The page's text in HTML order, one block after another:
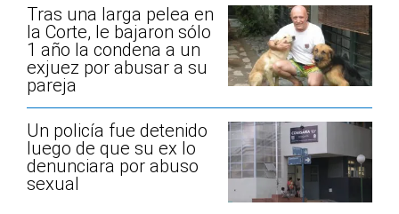
Tras una larga pelea en
la Corte, le bajaron sólo
1 año la condena a un
exjuez por abusar a su
pareja
Un policía fue detenido
luego de que su ex lo
denunciara por abuso
sexual